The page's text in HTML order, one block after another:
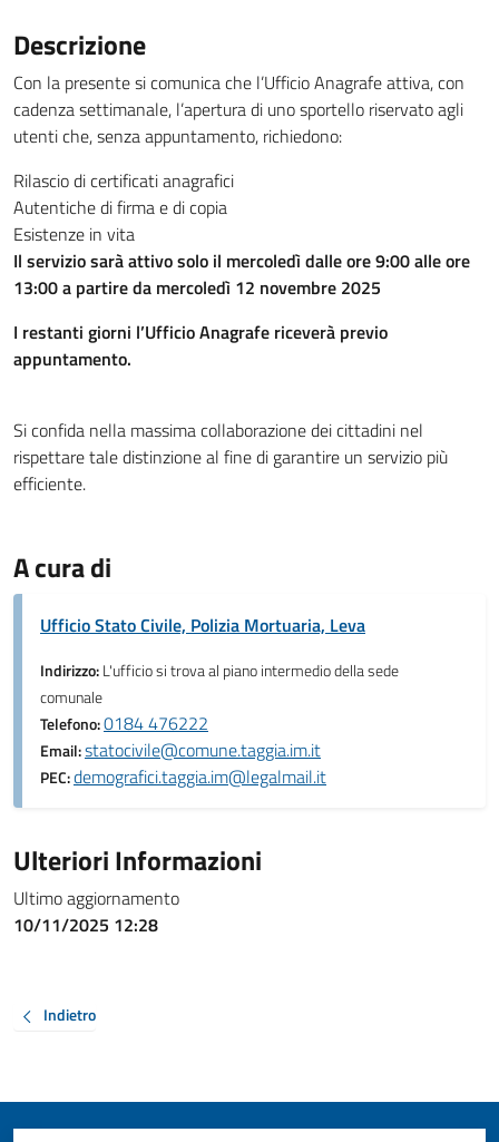
Descrizione
Con la presente si comunica che l’Ufficio Anagrafe attiva, con
cadenza settimanale, l’apertura di uno sportello riservato agli
utenti che, senza appuntamento, richiedono:
Rilascio di certificati anagrafici
Autentiche di firma e di copia
Esistenze in vita
Il servizio sarà attivo solo il mercoledì dalle ore 9:00 alle ore
13:00a partire da mercoledì 12 novembre 2025
I restanti giorni l’Ufficio Anagrafe riceverà previo
appuntamento.
Si confida nella massima collaborazione dei cittadini nel
rispettare tale distinzione al fine di garantire un servizio più
efficiente.
A cura di
Ufficio Stato Civile, Polizia Mortuaria, Leva
Indirizzo:L'ufficio si trova al piano intermedio della sede
comunale
Telefono:0184 476222
Email:statocivile@comune.taggia.im.it
PEC:demografici.taggia.im@legalmail.it
Ulteriori Informazioni
Ultimo aggiornamento
10/11/2025 12:28
Indietro